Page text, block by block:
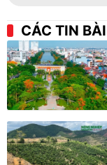
CÁC TIN